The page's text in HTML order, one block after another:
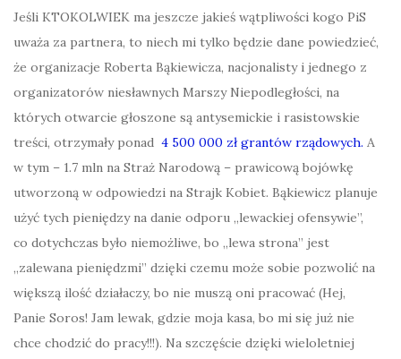
Jeśli KTOKOLWIEK ma jeszcze jakieś wątpliwości kogo PiS
uważa za partnera, to niech mi tylko będzie dane powiedzieć,
że organizacje Roberta Bąkiewicza, nacjonalisty i jednego z
organizatorów niesławnych Marszy Niepodległości, na
których otwarcie głoszone są antysemickie i rasistowskie
treści, otrzymały ponad 4 500 000 zł grantów rządowych. A
w tym – 1.7 mln na Straż Narodową – prawicową bojówkę
utworzoną w odpowiedzi na Strajk Kobiet. Bąkiewicz planuje
użyć tych pieniędzy na danie odporu „lewackiej ofensywie”,
co dotychczas było niemożliwe, bo „lewa strona” jest
„zalewana pieniędzmi” dzięki czemu może sobie pozwolić na
większą ilość działaczy, bo nie muszą oni pracować (Hej,
Panie Soros! Jam lewak, gdzie moja kasa, bo mi się już nie
chce chodzić do pracy!!!). Na szczęście dzięki wieloletniej